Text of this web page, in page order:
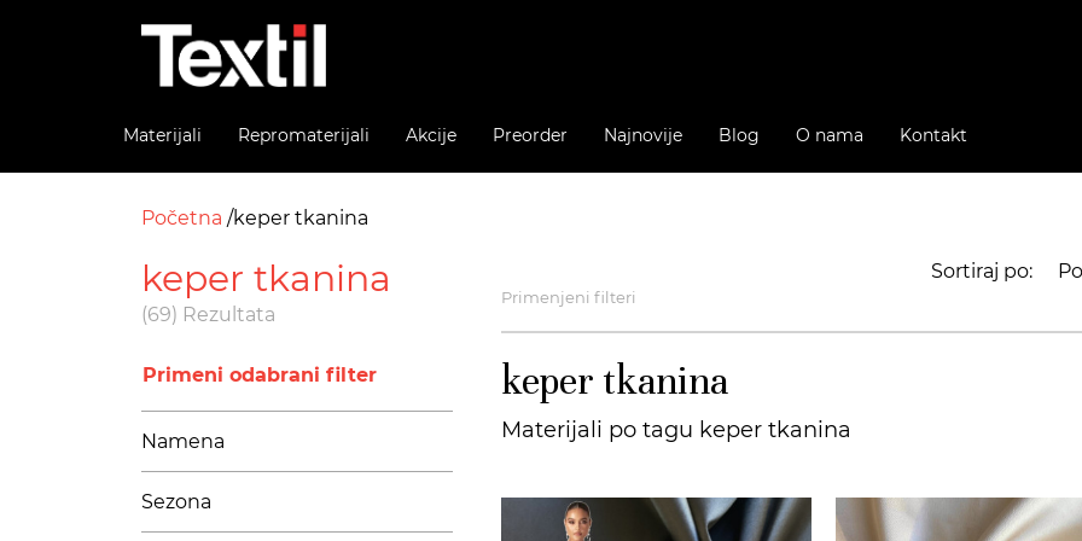
Materijali Repromaterijali Akcije Preorder Najnovije Blog O nama Kontakt
Početna keper tkanina
keper tkanina
(69) Rezultata
Primeni odabrani filter
Namena
Sezona
Sortiraj po:
Primenjeni filteri
keper tkanina
Materijali po tagu keper tkanina